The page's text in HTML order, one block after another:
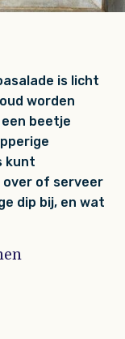
is licht
worden
beetje
kunt
of serveer
dip bij, en wat